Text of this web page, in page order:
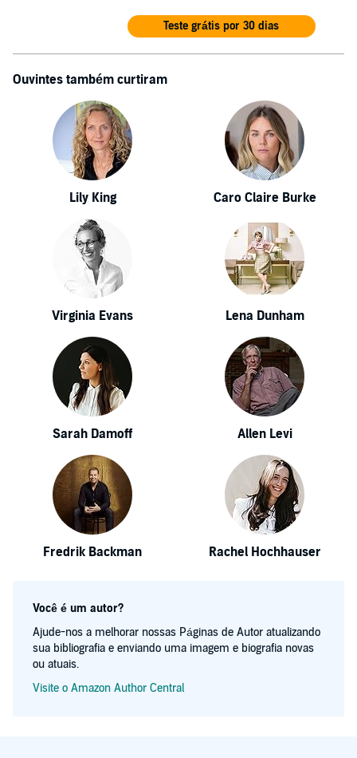
Teste grátis por 30 dias
Ouvintes também curtiram
Lily King Caro Claire Burke
Virginia Evans Lena Dunham
Sarah Damoff Allen Levi
Fredrik Backman Rachel Hochhauser
Você é um autor?
Ajude-nos a melhorar nossas Páginas de Autor atualizando
sua bibliografia e enviando uma imagem e biografia novas
ou atuais.
Visite o Amazon Author Central